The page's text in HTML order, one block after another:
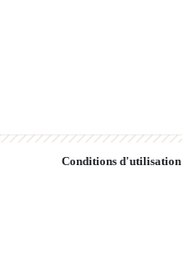
Conditions d'utilisation